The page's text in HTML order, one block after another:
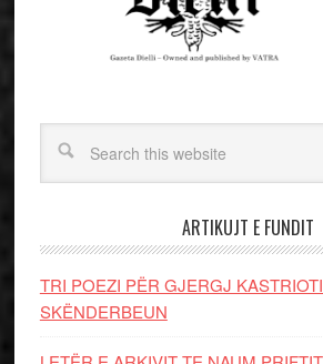
ARTIKUJT E FUNDIT
TRI POEZI PËR GJERGJ
SKËNDERBEUN